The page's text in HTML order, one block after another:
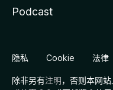
Podcast
隐私 Cookie 法律
除非另有注明，否则本网